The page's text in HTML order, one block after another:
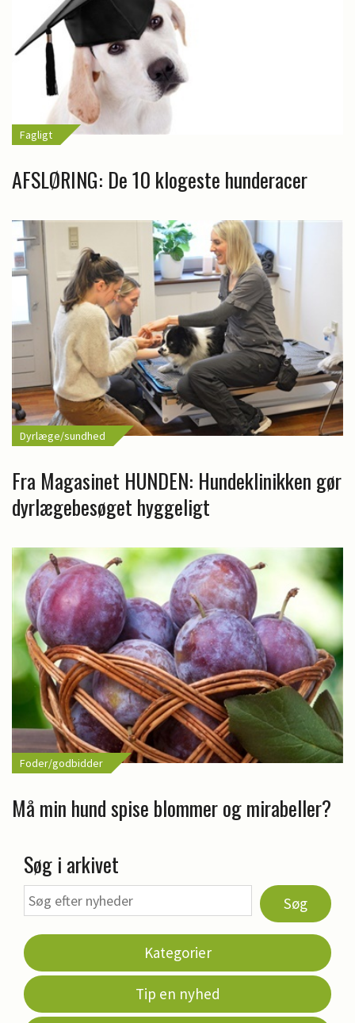
Fagligt
AFSLØRING: De 10 klogeste hunderacer
Dyrlæge/sundhed
Fra Magasinet HUNDEN: Hundeklinikken gør
dyrlægebesøget hyggeligt
Foder/godbidder
Må min hund spise blommer og mirabeller?
Søg i arkivet
Søg
Kategorier
Tip en nyhed